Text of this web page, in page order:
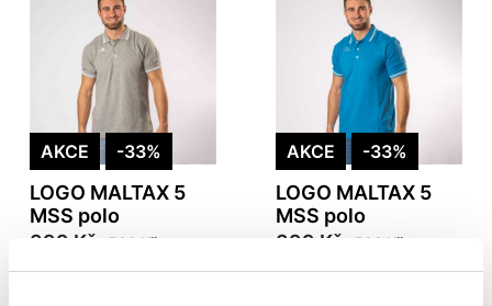
AKCE -33%
LOGO MALTAX 5
MSS polo
399 Kč
599 Kč
AKCE -33%
LOGO MALTAX 5
MSS polo
399 Kč
599 Kč